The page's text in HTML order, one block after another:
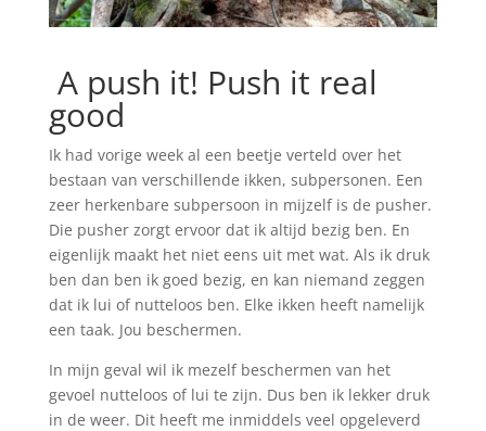
A push it! Push it real
good
Ik had vorige week al een beetje verteld over het
bestaan van verschillende ikken, subpersonen. Een
zeer herkenbare subpersoon in mijzelf is de pusher.
Die pusher zorgt ervoor dat ik altijd bezig ben. En
eigenlijk maakt het niet eens uit met wat. Als ik druk
ben dan ben ik goed bezig, en kan niemand zeggen
dat ik lui of nutteloos ben. Elke ikken heeft namelijk
een taak. Jou beschermen.
In mijn geval wil ik mezelf beschermen van het
gevoel nutteloos of lui te zijn. Dus ben ik lekker druk
in de weer. Dit heeft me inmiddels veel opgeleverd